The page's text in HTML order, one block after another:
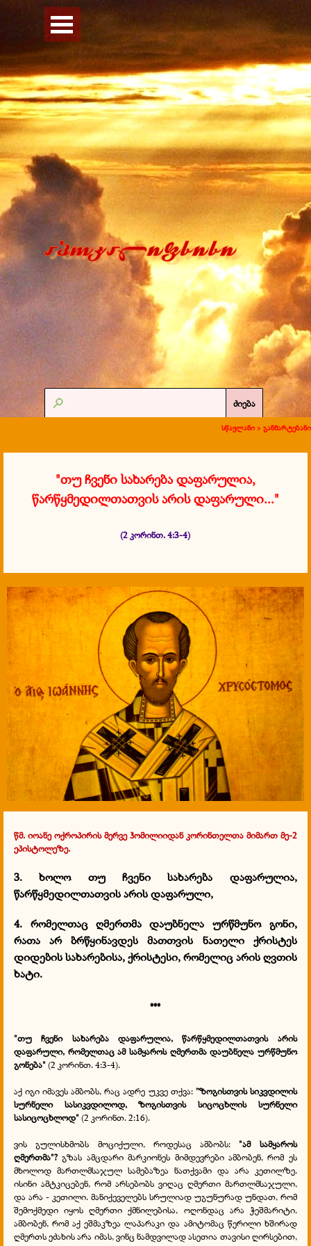
Перейти к контенту
Пропустить меню
ძიება
სწავლანი > განმარტებანი
"თუ ჩვენი სახარება დაფარულია,
წარწყმედილთათვის არის დაფარული..."
(2 კორინთ. 4:3-4)
წმ. იოანე ოქროპირის მერვე ჰომილიიდან კორინთელთა მიმართ მე-2
ეპისტოლეზე.
3. ხოლო თუ ჩვენი სახარება დაფარულია,
წარწყმედილთათვის არის დაფარული,
4. რომელთაც ღმერთმა დაუბნელა ურწმუნო გონი,
რათა არ ბრწყინავდეს მათთვის ნათელი ქრისტეს
დიდების სახარებისა, ქრისტესი, რომელიც არის ღვთის
ხატი.
***
"თუ ჩვენი სახარება დაფარულია, წარწყმედილთათვის არის
დაფარული, რომელთაც ამ სამყაროს ღმერთმა დაუბნელა ურწმუნო
გონება" (2 კორინთ. 4:3-4).
აქ იგი იმავეს ამბობს, რაც ადრე უკვე თქვა: ”ზოგისთვის სიკვდილის
სურნელი სასიკვდილოდ, ზოგისთვის სიცოცხლის სურნელი
სასიცოცხლოდ" (2 კორინთ. 2:16).
ვის გულისხმობს მოციქული, როდესაც ამბობს: "ამ სამყაროს
ღმერთმა"?გზას ამცდარი მარკიონეს მიმდევრები ამბობენ, რომ ეს
მხოლოდ მართლმსაჯულ სამებაზეა ნათქვამი და არა კეთილზე.
ისინი ამტკიცებენ, რომ არსებობს ვიღაც ღმერთი მართლმსაჯული,
და არა - კეთილი. მანიქეველებს სრულიად უგუნურად უნდათ, რომ
შემოქმედი იყოს ღმერთი ქმნილებისა, ოღონდაც არა ჭეშმარიტი.
ამბობენ, რომ აქ ეშმაკზეა ლაპარაკი და ამიტომაც წერილი ხშირად
ღმერთს ეძახის არა იმას, ვინც ნამდვილად ასეთია თავისი ღირსებით,